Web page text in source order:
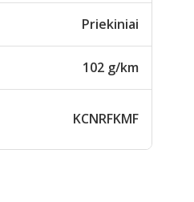
Priekiniai
102 g/km
KCNRFKMF